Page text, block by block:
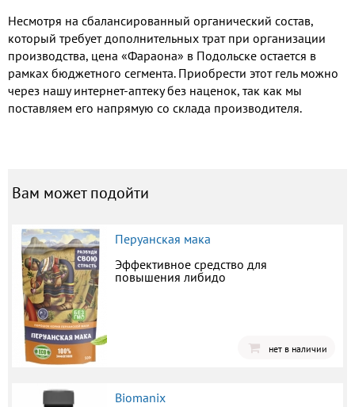
Несмотря на сбалансированный органический состав,
который требует дополнительных трат при организации
производства, цена «Фараона» в Подольске остается в
рамках бюджетного сегмента. Приобрести этот гель можно
через нашу интернет-аптеку без наценок, так как мы
поставляем его напрямую со склада производителя.
Вам может подойти
Перуанская мака
Эффективное средство для
повышения либидо
нет в наличии
Biomanix